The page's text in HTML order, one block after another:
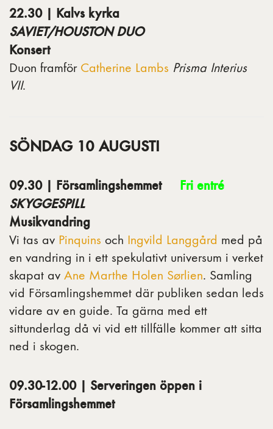
22.30 | Kalvs kyrka
SAVIET/HOUSTON DUO
Konsert
Duon framförCatherine Lambs Prisma Interius
VII.
SÖNDAG 10 AUGUSTI
09.30 | Församlingshemmet Fri entré
SKYGGESPILL
Musikvandring
Vi tas av Pinquins och Ingvild Langgård med på
en vandring in i ett spekulativt universum i verket
skapat av Ane Marthe Holen Sørlien. Samling
vid Församlingshemmet där publiken sedan leds
vidare av en guide. Ta gärna med ett
sittunderlag då vi vid ett tillfälle kommer att sitta
ned i skogen.
09.30-12.00 | Serveringen öppen i
Församlingshemmet